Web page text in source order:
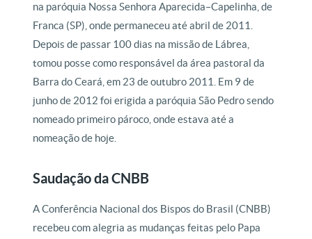
na paróquia Nossa Senhora Aparecida–Capelinha, de
Franca (SP), onde permaneceu até abril de 2011.
Depois de passar 100 dias na missão de Lábrea,
tomou posse como responsável da área pastoral da
Barra do Ceará, em 23 de outubro 2011. Em 9 de
junho de 2012 foi erigida a paróquia São Pedro sendo
nomeado primeiro pároco, onde estava até a
nomeação de hoje.
Saudação da CNBB
A Conferência Nacional dos Bispos do Brasil (CNBB)
recebeu com alegria as mudanças feitas pelo Papa